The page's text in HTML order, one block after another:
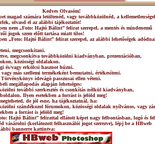
Kedves Olvasóm!
magad számára letöltenéd, vagy továbbközölnéd, a
olvasd el az alábbi tájékoztatót!
nem „Foto: Hajtó Bálint” felirat szerepel, a mentés és mindenemű
jogok szem előtt tartása miatt tilos!
„Foto: Hajtó Bálint” felirat szerepel, az alábbi lehetőségek
megcsonkítani.
megcsonkítva továbbközölni kiadványban, prezentációban,
közösségi oldalakon.
és/vagy erkölcsi hasznot húzni.
vagy más szellemi termékeként bemutatni, értékesíteni.
idevágó passzusai ellen véteni.
megállapodás alapján lehetséges:
további szerkesztés és csonkítás nélkül kiadványban,
Ilyen esetekben a forrást is jelöld meg!
de jól esne, ha tájékoztatnál, ha:
szándékozol fórumokon, közösségi oldalak nyílvános, vagy
a forrást is jelöld meg!
Hajtó Bálint” felirattal ellátott képet nagy felbontásban, logó és
vásárolni (korlátozott felhasználói jogot szerezve), lépj be a HBweb
bannerre kattintva: